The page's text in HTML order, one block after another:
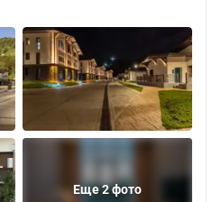
Еще 2 фото